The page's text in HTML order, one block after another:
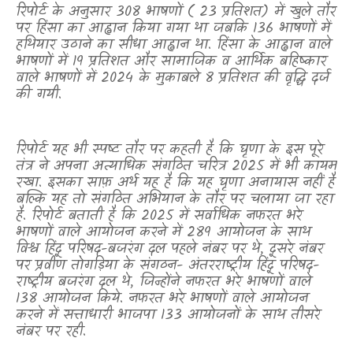
रिपोर्ट के अनुसार 308 भाषणों ( 23 प्रतिशत) में खुले तौर
पर हिंसा का आह्वान किया गया था जबकि 136 भाषणों में
हथियार उठाने का सीधा आह्वान था. हिंसा के आह्वान वाले
भाषणों में 19 प्रतिशत और सामाजिक व आर्थिक बहिष्कार
वाले भाषणों में 2024 के मुकाबले 8 प्रतिशत की वृद्धि दर्ज
की गयी.
रिपोर्ट यह भी स्पष्ट तौर पर कहती है कि घृणा के इस पूरे
तंत्र ने अपना अत्याधिक संगठित चरित्र 2025 में भी कायम
रखा. इसका साफ़ अर्थ यह है कि यह घृणा अनायास नहीं है
बल्कि यह तो संगठित अभियान के तौर पर चलाया जा रहा
है. रिपोर्ट बताती है कि 2025 में सर्वाधिक नफरत भरे
भाषणों वाले आयोजन करने में 289 आयोजन के साथ
विश्व हिंदू परिषद-बजरंग दल पहले नंबर पर थे,दूसरे नंबर
पर प्रवीण तोगड़िया के संगठन- अंतरराष्ट्रीय हिंदू परिषद-
राष्ट्रीय बजरंग दल थे, जिन्होंने नफरत भरे भाषणों वाले
138 आयोजन किये. नफरत भरे भाषणों वाले आयोजन
करने में सत्ताधारी भाजपा 133 आयोजनों के साथ तीसरे
नंबर पर रही.